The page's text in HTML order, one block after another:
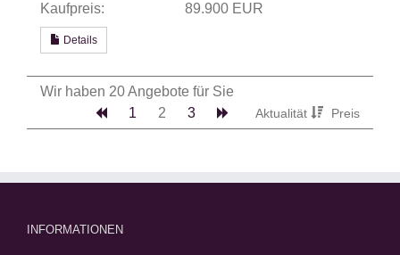
Kaufpreis:
89.900 EUR
Details
Wir haben 20 Angebote für Sie
1
2 3 Aktualität Preis
INFORMATIONEN